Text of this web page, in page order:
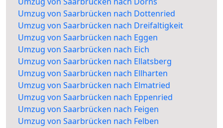
Umzug von Saarbrücken nach Dottenried
Umzug von Saarbrücken nach Dreifaltigkeit
Umzug von Saarbrücken nach Eggen
Umzug von Saarbrücken nach Eich
Umzug von Saarbrücken nach Ellatsberg
Umzug von Saarbrücken nach Ellharten
Umzug von Saarbrücken nach Elmatried
Umzug von Saarbrücken nach Eppenried
Umzug von Saarbrücken nach Feigen
Umzug von Saarbrücken nach Felben